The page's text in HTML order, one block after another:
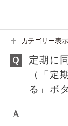
カテゴリー表示
定期に
（「定
る」ボ